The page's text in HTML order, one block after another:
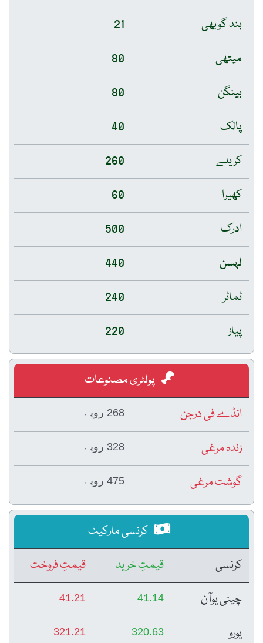
بند گوبھی
21
میتھی
80
بینگن
80
پالک
40
کریلے
260
کھیرا
60
ادرک
500
لہسن
440
ٹماٹر
240
پیاز
220
پولٹری مصنوعات
انڈے فی درجن
268 روپے
زندہ مرغی 328 روپے
گوشت مرغی 475 روپے
کرنسی مارکیٹ
کرنسی
قیمتِ خرید
قیمتِ فروخت
چینی یوآن
41.14
41.21
یورو 320.63
321.21